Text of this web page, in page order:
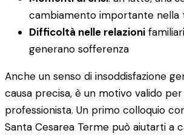
cambiamento importante nella
Difficoltà nelle relazioni
generano sofferenza
Anche un senso di insoddisfazione
causa precisa, è un motivo valido
professionista. Un primo colloquio
Santa Cesarea Terme può aiutarti a